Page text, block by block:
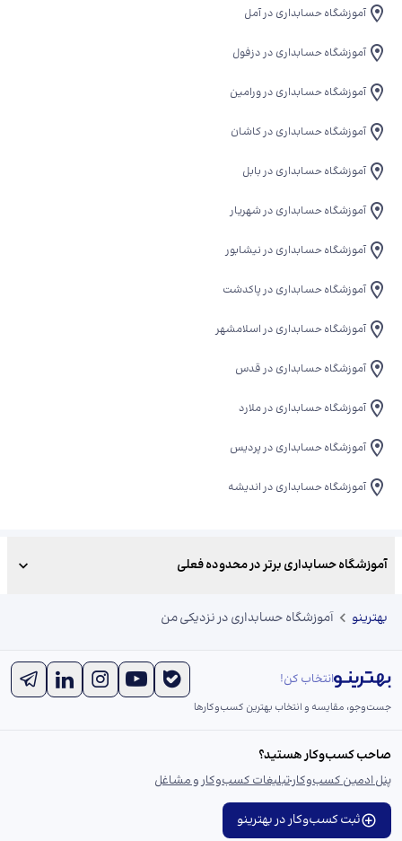
آموزشگاه حسابداری در آمل
آموزشگاه حسابداری در دزفول
آموزشگاه حسابداری در ورامین
آموزشگاه حسابداری در کاشان
آموزشگاه حسابداری در بابل
آموزشگاه حسابداری در شهریار
آموزشگاه حسابداری در نیشابور
آموزشگاه حسابداری در پاکدشت
آموزشگاه حسابداری در اسلامشهر
آموزشگاه حسابداری در قدس
آموزشگاه حسابداری در ملارد
آموزشگاه حسابداری در پردیس
آموزشگاه حسابداری در اندیشه
آموزشگاه حسابداری برتر در محدوده فعلی
بهترینو آموزشگاه حسابداری در نزدیکی من
انتخاب کن!
جست‌و‌جو، مقایسه و انتخاب بهترین کسب‌وکارها
صاحب کسب‌وکار هستید؟
پنل ادمین کسب‌وکارتبلیغات کسب‌وکار و مشاغل
ثبت کسب‌وکار در بهترینو